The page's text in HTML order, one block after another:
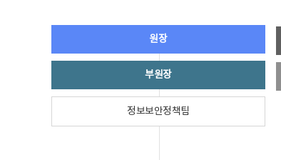
원장
부원장
정보보안정책팀